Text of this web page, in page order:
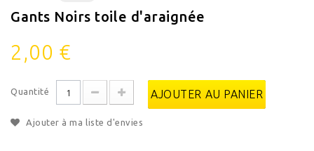
Gants Noirs toile d'araignée
2,00 €
Quantité AJOUTER AU PANIER
Ajouter à ma liste d'envies